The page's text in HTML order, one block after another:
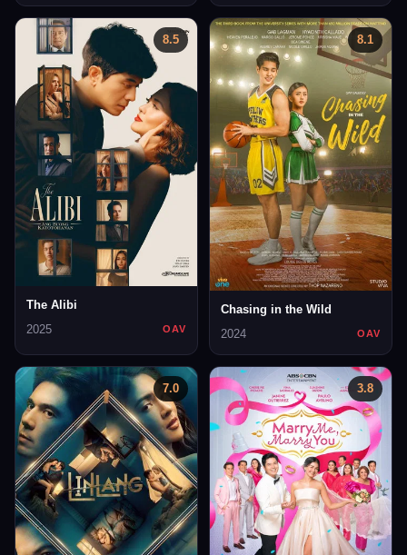
8.5
The Alibi
2025
OAV
8.1
Chasing in the Wild
2024
OAV
7.0 3.8